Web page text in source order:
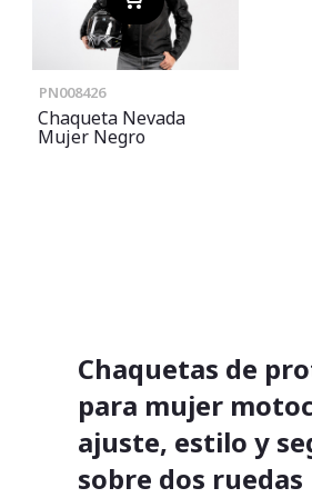
PN008426
Chaqueta Nevada
Mujer Negro
Chaquetas de
para mujer
ajuste, estilo y
sobre dos ruedas